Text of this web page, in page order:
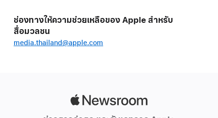
ช่องทางให้ความช่วยเหลือของ Apple สำหรับ
สื่อมวลชน
media.thailand@apple.com